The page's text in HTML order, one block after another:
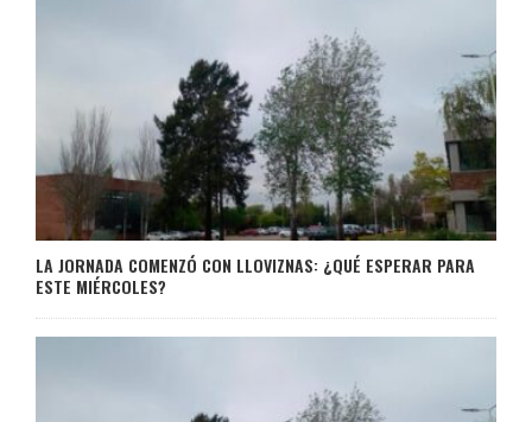
LA JORNADA COMENZÓ CON LLOVIZNAS: ¿QUÉ ESPERAR PARA
ESTE MIÉRCOLES?